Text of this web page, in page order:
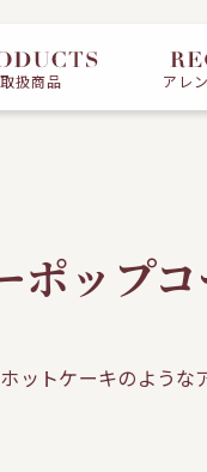
取扱商品 アレ
ポップ
ットケーキのような